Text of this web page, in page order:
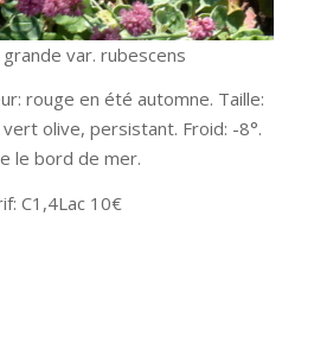
var. rubescens
rouge en été automne. Taille:
vert olive, persistant. Froid: -8°.
le bord de mer.
C1,4Lac 10€